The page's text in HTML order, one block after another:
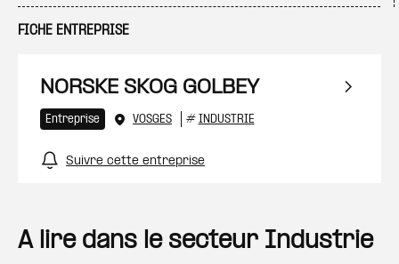
FICHE ENTREPRISE
NORSKE SKOG GOLBEY
Entreprise VOSGES # INDUSTRIE
Suivre cette entreprise
A lire dans le secteur Industrie